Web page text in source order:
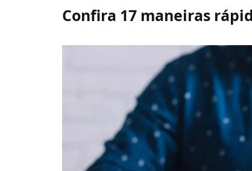
Confira 17 maneiras